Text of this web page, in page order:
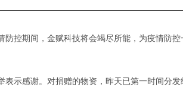
控期间，金赋科技将会竭尽所能，为疫情防
示感谢。对捐赠的物资，昨天已第一时间分